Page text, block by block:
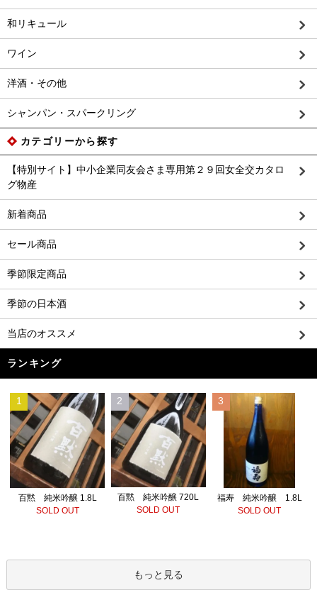
和リキュール
ワイン
洋酒・その他
シャンパン・スパークリング
カテゴリーから探す
【特別サイト】中小企業同友会さま専用第２９回女全交カタロ
グ物産
新着商品
セール商品
季節限定商品
季節の日本酒
当店のオススメ
ランキング
1
百黙 純米吟醸 1.8L
SOLD OUT
2
百黙 純米吟醸 720L
SOLD OUT
3
福寿 純米吟醸 1.8L
SOLD OUT
もっと見る